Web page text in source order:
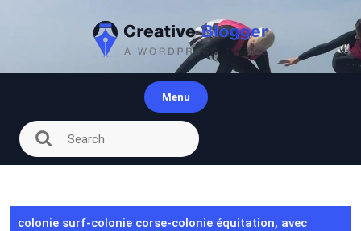
Menu
colonie surf-colonie corse-colonie équitation, avec